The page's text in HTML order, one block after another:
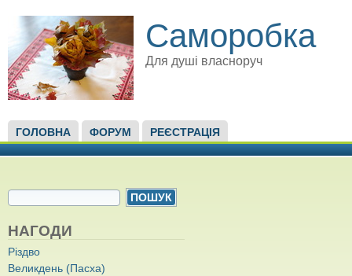
Саморобка
Для душі власноруч
ГОЛОВНЕ МЕНЮ
ГОЛОВНА ФОРУМ РЕЄСТРАЦІЯ
ПОШУКОВА ФОРМА
НАГОДИ
Різдво
Великдень (Пасха)